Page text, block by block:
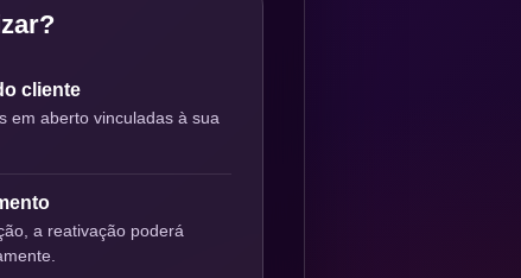
cliente
em aberto vinculadas à sua
a reativação poderá